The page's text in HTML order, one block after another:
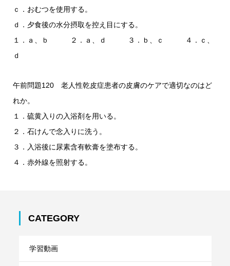
ｃ．おむつを使用する。
ｄ．夕食後の水分摂取を控え目にする。
１．ａ、ｂ ２．ａ、ｄ ３．ｂ、ｃ ４．ｃ、
ｄ
午前問題120 老人性乾皮症患者の皮膚のケアで適切なのはど
れか。
１．硫黄入りの入浴剤を用いる。
２．石けんで念入りに洗う。
３．入浴後に尿素含有軟膏を塗布する。
４．赤外線を照射する。
CATEGORY
学習動画